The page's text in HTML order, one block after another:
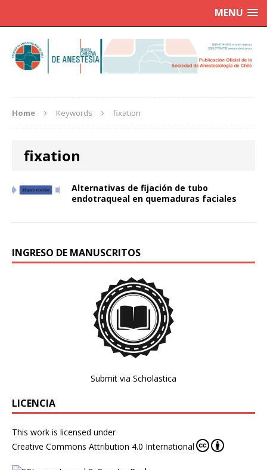
MENU
Home Keywords fixation
fixation
Alternativas de fijación de tubo
endotraqueal en quemaduras faciales
INGRESO DE MANUSCRITOS
Submit via Scholastica
LICENCIA
This work is licensed under
Creative Commons Attribution 4.0 International